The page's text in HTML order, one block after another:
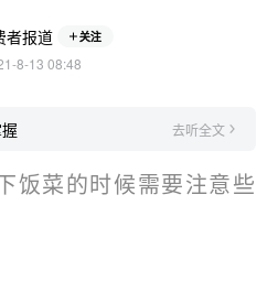
者报道 关注
8-13 08:48
去听全文
饭菜的时候需要注意些